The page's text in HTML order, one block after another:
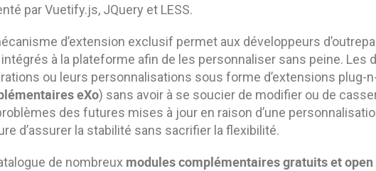
par Vuetify.js, JQuery et LESS.
d’extension exclusif permet aux développeurs
intégrés à la plateforme afin de les personnaliser sans peine.
ou leurs personnalisations sous forme d’extensions plug-
eXo) sans avoir à se soucier de modifier ou de
des futures mises à jour en raison d’une
d’assurer la stabilité sans sacrifier la flexibilité.
de nombreux modules complémentaires gratuits et open